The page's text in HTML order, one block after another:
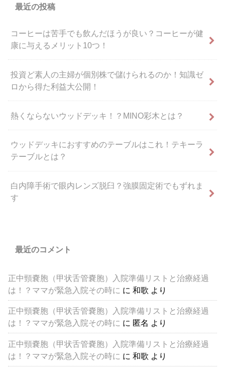
最近の投稿
コーヒーは苦手でも飲んだほうが良い？コーヒーが健
康に与えるメリット10つ！
投資ど素人の主婦が個別株で儲けられるのか！知識ゼ
ロから得た利益大公開！
熱くならないウッドデッキ！？MINO彩木とは？
ウッドデッキにおすすめのテーブルはこれ！テキーラ
テーブルとは？
白内障手術で眼内レンズ脱臼？強膜固定術でもずれま
す
最近のコメント
正中頸嚢胞（甲状舌管嚢胞）入院準備リストと治療経過
は！？ママが緊急入院その時に に和歌 より
正中頸嚢胞（甲状舌管嚢胞）入院準備リストと治療経過
は！？ママが緊急入院その時に に 匿名 より
正中頸嚢胞（甲状舌管嚢胞）入院準備リストと治療経過
は！？ママが緊急入院その時に に和歌 より